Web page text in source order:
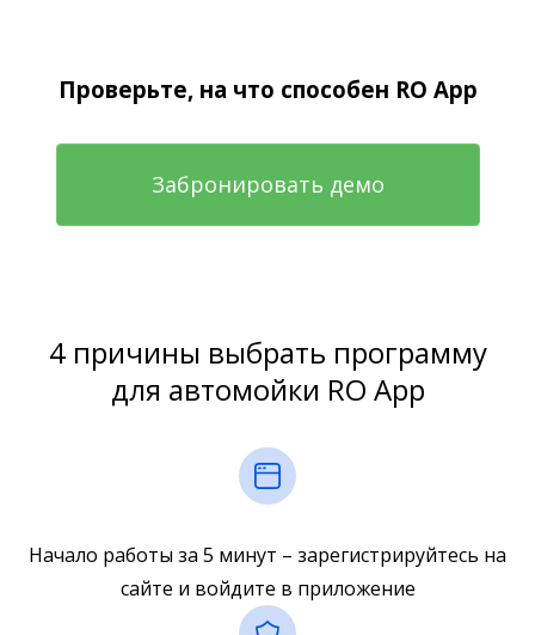
Проверьте, на что способен RO App
Забронировать демо
4 причины выбрать программу
для автомойки RO App
Начало работы за 5 минут – зарегистрируйтесь на
сайте и войдите в приложение